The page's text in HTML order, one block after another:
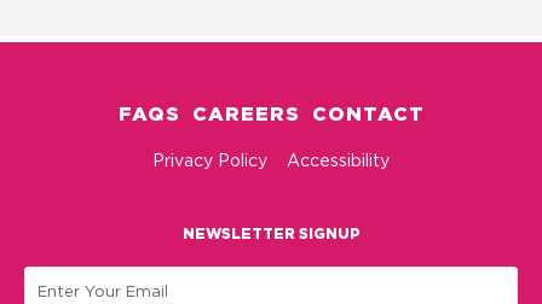
FAQS CAREERS CONTACT
Privacy Policy Accessibility
NEWSLETTER SIGNUP